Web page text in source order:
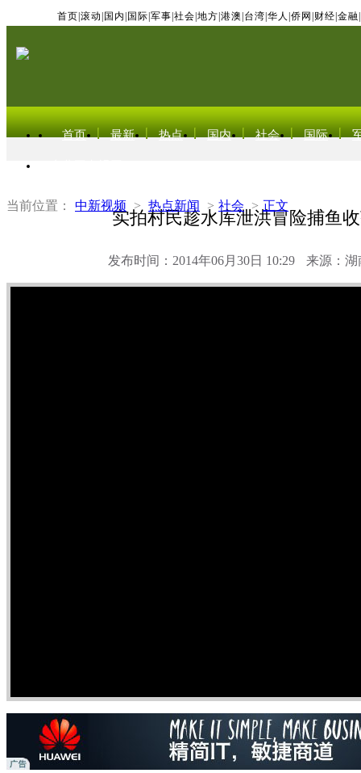
首页 滚动 国内 国际 军事 社会 地方 港澳 台湾 华人 侨网 财经 金融
首页 最新 热点 国内 社会 国际
当前位置： 中新视频 > 热点新闻 > 社会 > 正文
实拍村民趁水库泄洪冒险捕鱼
发布时间：2014年06月30日 10:29 来源：湖